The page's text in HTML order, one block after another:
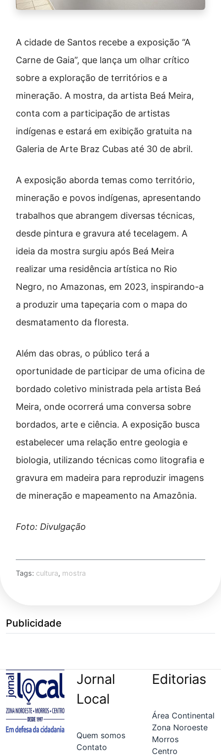
A cidade de Santos recebe a exposição “A
Carne de Gaia”, que lança um olhar crítico
sobre a exploração de territórios e a
mineração. A mostra, da artista Beá Meira,
conta com a participação de artistas
indígenas e estará em exibição gratuita na
Galeria de Arte Braz Cubas até 30 de abril.
A exposição aborda temas como território,
mineração e povos indígenas, apresentando
trabalhos que abrangem diversas técnicas,
desde pintura e gravura até tecelagem. A
ideia da mostra surgiu após Beá Meira
realizar uma residência artística no Rio
Negro, no Amazonas, em 2023, inspirando-a
a produzir uma tapeçaria com o mapa do
desmatamento da floresta.
Além das obras, o público terá a
oportunidade de participar de uma oficina de
bordado coletivo ministrada pela artista Beá
Meira, onde ocorrerá uma conversa sobre
bordados, arte e ciência. A exposição busca
estabelecer uma relação entre geologia e
biologia, utilizando técnicas como litografia e
gravura em madeira para reproduzir imagens
de mineração e mapeamento na Amazônia.
Foto: Divulgação
Tags: cultura, mostra
Publicidade
Jornal
Local
Quem somos
Contato
Editorias
Área Continental
Zona Noroeste
Morros
Centro